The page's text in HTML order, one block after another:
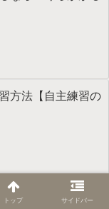
方法【自主練習の
位置ついて【勘所
トップ サイドバー